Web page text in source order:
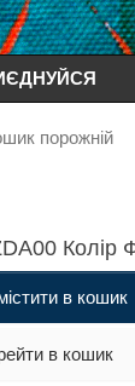
порожній
Колір
в кошик
в кошик